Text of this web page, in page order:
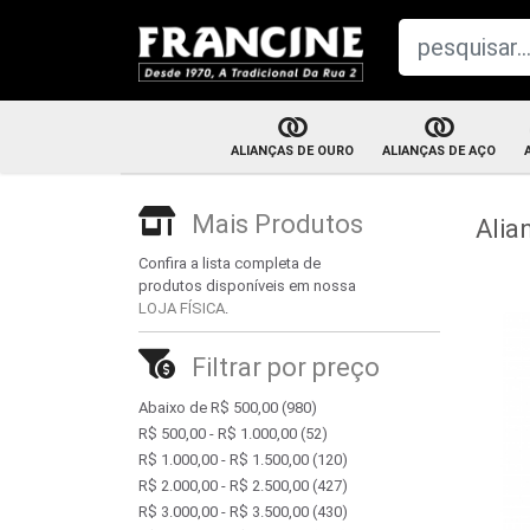
ALIANÇAS DE OURO
Aliança com brilhante
Aliança tradicional
Par de alianças
Aliança trabalhada
ALIANÇAS DE AÇO
Par de
Mais Produtos
Confira a lista completa de
produtos disponíveis em nossa
LOJA FÍSICA.
Filtrar por preço
Abaixo de R$ 500,00 (980)
R$ 500,00 - R$ 1.000,00 (52)
R$ 1.000,00 - R$ 1.500,00 (120)
R$ 2.000,00 - R$ 2.500,00 (427)
R$ 3.000,00 - R$ 3.500,00 (430)